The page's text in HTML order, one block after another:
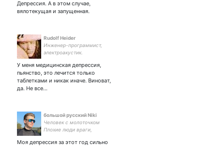
Депрессия. А в этом случае,
вялотекущая и запущенная.
Rudolf Heider
Инженер-программист,
электроакустик.
У меня медицинская депрессия,
пьянство, это лечится только
таблетками и никак иначе. Виноват,
да. Не все…
большой русский Niki
Человек с молоточком
Плохие люди враги,
Моя депрессия за этот год сильно